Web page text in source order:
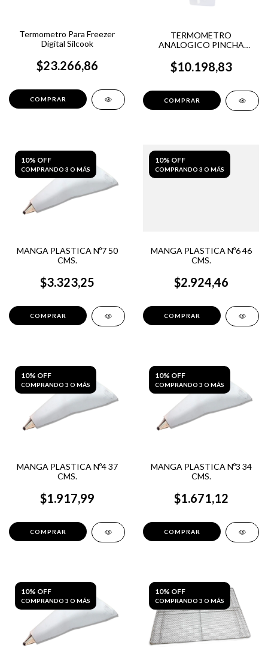
Termometro Para Freezer
Digital Silcook
$23.266,86
TERMOMETRO
ANALOGICO PINCHA
$10.198,83
10% OFF
COMPRANDO 3 O MÁS
MANGA PLASTICA Nº7 50
CMS.
$3.323,25
10% OFF
COMPRANDO 3 O MÁS
MANGA PLASTICA Nº6 46
CMS.
$2.924,46
10% OFF
COMPRANDO 3 O MÁS
MANGA PLASTICA Nº4 37
CMS.
$1.917,99
10% OFF
COMPRANDO 3 O MÁS
MANGA PLASTICA Nº3 34
CMS.
$1.671,12
10% OFF
COMPRANDO 3 O MÁS
10% OFF
COMPRANDO 3 O MÁS